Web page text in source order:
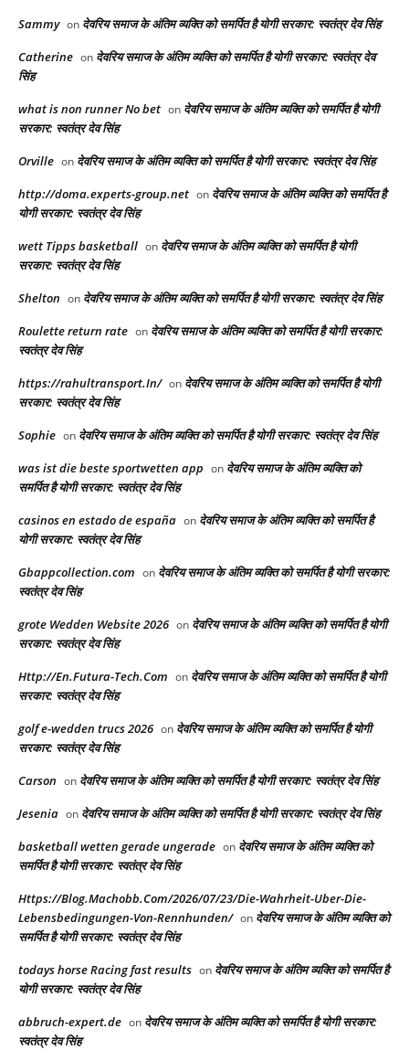
Sammy on देवरिय समाज के अंतिम व्यक्ति को समर्पित है योगी सरकार: स्वतंत्र देव सिंह
Catherine on देवरिय समाज के अंतिम व्यक्ति को समर्पित है योगी सरकार: स्वतंत्र देव
सिंह
what is non runner No bet​ on देवरिय समाज के अंतिम व्यक्ति को समर्पित है योगी
सरकार: स्वतंत्र देव सिंह
Orville on देवरिय समाज के अंतिम व्यक्ति को समर्पित है योगी सरकार: स्वतंत्र देव सिंह
http://doma.experts-group.net on देवरिय समाज के अंतिम व्यक्ति को समर्पित है
योगी सरकार: स्वतंत्र देव सिंह
wett Tipps basketball on देवरिय समाज के अंतिम व्यक्ति को समर्पित है योगी
सरकार: स्वतंत्र देव सिंह
Shelton on देवरिय समाज के अंतिम व्यक्ति को समर्पित है योगी सरकार: स्वतंत्र देव सिंह
Roulette return rate on देवरिय समाज के अंतिम व्यक्ति को समर्पित है योगी सरकार:
स्वतंत्र देव सिंह
https://rahultransport.In/ on देवरिय समाज के अंतिम व्यक्ति को समर्पित है योगी
सरकार: स्वतंत्र देव सिंह
Sophie on देवरिय समाज के अंतिम व्यक्ति को समर्पित है योगी सरकार: स्वतंत्र देव सिंह
was ist die beste sportwetten app on देवरिय समाज के अंतिम व्यक्ति को
समर्पित है योगी सरकार: स्वतंत्र देव सिंह
casinos en estado de españa on देवरिय समाज के अंतिम व्यक्ति को समर्पित है
योगी सरकार: स्वतंत्र देव सिंह
Gbappcollection.com on देवरिय समाज के अंतिम व्यक्ति को समर्पित है योगी सरकार:
स्वतंत्र देव सिंह
grote Wedden Website 2026 on देवरिय समाज के अंतिम व्यक्ति को समर्पित है योगी
सरकार: स्वतंत्र देव सिंह
Http://En.Futura-Tech.Com on देवरिय समाज के अंतिम व्यक्ति को समर्पित है योगी
सरकार: स्वतंत्र देव सिंह
golf e-wedden trucs 2026 on देवरिय समाज के अंतिम व्यक्ति को समर्पित है योगी
सरकार: स्वतंत्र देव सिंह
Carson on देवरिय समाज के अंतिम व्यक्ति को समर्पित है योगी सरकार: स्वतंत्र देव सिंह
Jesenia on देवरिय समाज के अंतिम व्यक्ति को समर्पित है योगी सरकार: स्वतंत्र देव सिंह
basketball wetten gerade ungerade on देवरिय समाज के अंतिम व्यक्ति को
समर्पित है योगी सरकार: स्वतंत्र देव सिंह
Https://Blog.Machobb.Com/2026/07/23/Die-Wahrheit-Uber-Die-
Lebensbedingungen-Von-Rennhunden/ on देवरिय समाज के अंतिम व्यक्ति को
समर्पित है योगी सरकार: स्वतंत्र देव सिंह
todays horse Racing fast results​ on देवरिय समाज के अंतिम व्यक्ति को समर्पित है
योगी सरकार: स्वतंत्र देव सिंह
abbruch-expert.de on देवरिय समाज के अंतिम व्यक्ति को समर्पित है योगी सरकार:
स्वतंत्र देव सिंह